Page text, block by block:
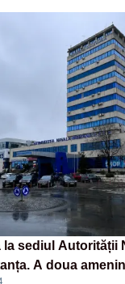
sediul Autorității
A doua